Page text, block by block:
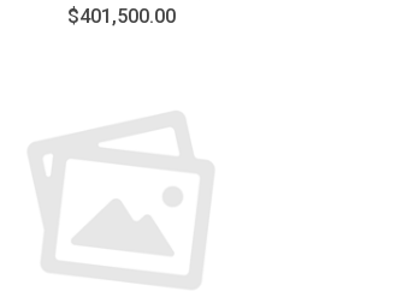
$401,500.00